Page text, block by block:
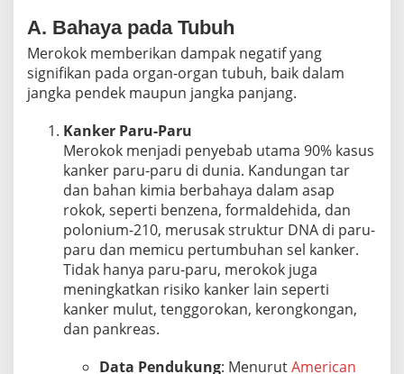
A. Bahaya pada Tubuh
Merokok memberikan dampak negatif yang
signifikan pada organ-organ tubuh, baik dalam
jangka pendek maupun jangka panjang.
Kanker Paru-Paru
Merokok menjadi penyebab utama 90% kasus
kanker paru-paru di dunia. Kandungan tar
dan bahan kimia berbahaya dalam asap
rokok, seperti benzena, formaldehida, dan
polonium-210, merusak struktur DNA di paru-
paru dan memicu pertumbuhan sel kanker.
Tidak hanya paru-paru, merokok juga
meningkatkan risiko kanker lain seperti
kanker mulut, tenggorokan, kerongkongan,
dan pankreas.
Data Pendukung: MenurutAmerican